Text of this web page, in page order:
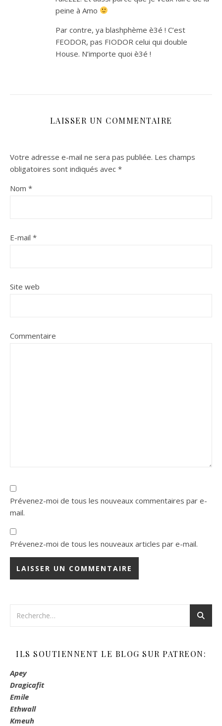
peine à Amo
Par contre, ya blashphème è3é ! C’est
FEODOR, pas FIODOR celui qui double
House. N’importe quoi è3é !
LAISSER UN COMMENTAIRE
Votre adresse e-mail ne sera pas publiée. Les champs
obligatoires sont indiqués avec *
Nom *
E-mail *
Site web
Commentaire
Prévenez-moi de tous les nouveaux commentaires par e-
mail.
Prévenez-moi de tous les nouveaux articles par e-mail.
ILS SOUTIENNENT LE BLOG SUR PATREON:
Apey
Dragicafit
Emile
Ethwall
Kmeuh